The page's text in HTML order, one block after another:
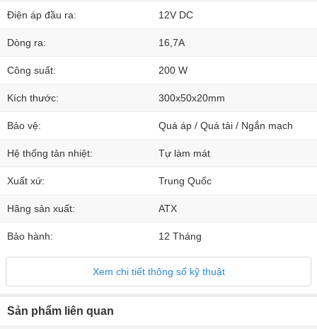
Điện áp đầu ra: 12V DC
Dòng ra: 16,7A
Công suất: 200 W
Kích thước: 300x50x20mm
Bảo vệ: Quá áp / Quá tải / Ngắn mạch
Hệ thống tản nhiệt: Tự làm mát
Xuất xứ: Trung Quốc
Hãng sản xuất: ATX
Bảo hành: 12 Tháng
Xem chi tiết thông số kỹ thuật
Sản phẩm liên quan